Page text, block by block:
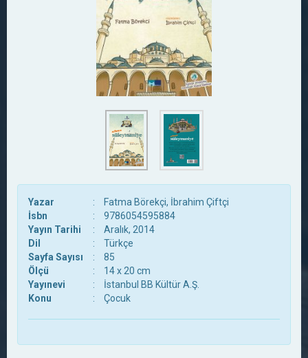
Yazar :
Fatma Börekçi, İbrahim Çiftçi
İsbn
:
9786054595884
Yayın Tarihi
:
Aralık, 2014
Dil
:
Türkçe
Sayfa Sayısı
:
85
Ölçü
:
14 x 20 cm
Yayınevi
:
İstanbul BB Kültür A.Ş.
Konu
: Çocuk